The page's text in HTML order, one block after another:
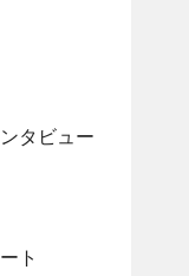
タビュー
ト